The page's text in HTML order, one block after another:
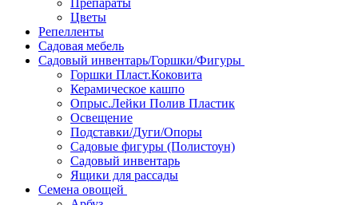
Препараты
Цветы
Репелленты
Садовая мебель
Садовый инвентарь/Горшки/Фигуры
Горшки Пласт.Коковита
Керамическое кашпо
Опрыс.Лейки Полив Пластик
Освещение
Подставки/Дуги/Опоры
Садовые фигуры (Полистоун)
Садовый инвентарь
Ящики для рассады
Семена овощей